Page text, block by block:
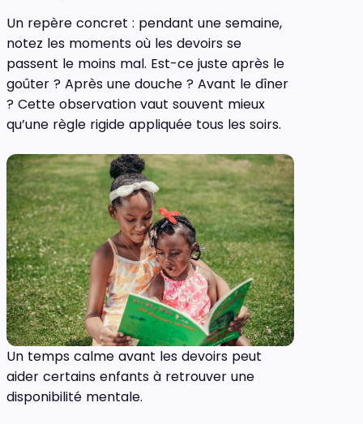
Un repère concret : pendant une semaine,
notez les moments où les devoirs se
passent le moins mal. Est-ce juste après le
goûter ? Après une douche ? Avant le dîner
? Cette observation vaut souvent mieux
qu’une règle rigide appliquée tous les soirs.
Un temps calme avant les devoirs peut
aider certains enfants à retrouver une
disponibilité mentale.